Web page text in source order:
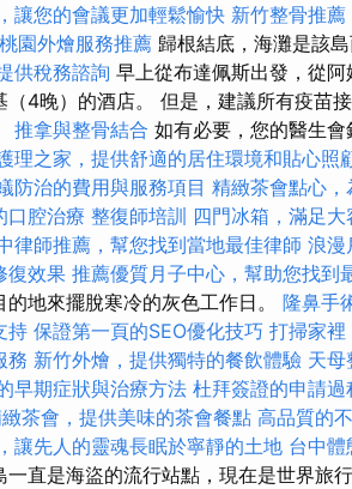
讓您的會議更加輕鬆愉快 新竹整骨推薦
桃園外燴服務推薦 歸根結底，海灘是該
供稅務諮詢 早上從布達佩斯出發，從
4晚）的酒店。 但是，建議所有疫苗
推拿與整骨結合 如有必要，您的醫生會
理之家，提供舒適的居住環境和貼心照
防治的費用與服務項目 精緻茶會點心
口腔治療 整復師培訓 四門冰箱，滿足
律師推薦，幫您找到當地最佳律師 浪漫
復效果 推薦優質月子中心，幫助您找到
地來擺脫寒冷的灰色工作日。 隆鼻手
持 保證第一頁的SEO優化技巧 打掃家裡
務 新竹外燴，提供獨特的餐飲體驗 天母
早期症狀與治療方法 杜拜簽證的申請
茶會，提供美味的茶會餐點 高品質的
讓先人的靈魂長眠於寧靜的土地 台中體
直是海盜的流行站點，現在是世界旅